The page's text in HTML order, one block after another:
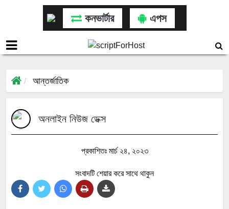
কনভার্টার এপস
আন্তর্জাতিক
অনলাইন নিউজ ডেক্স
প্রকাশিতঃ মার্চ ২৪, ২০২৩
সংবাদটি শেয়ার করে সাথে থাকুন